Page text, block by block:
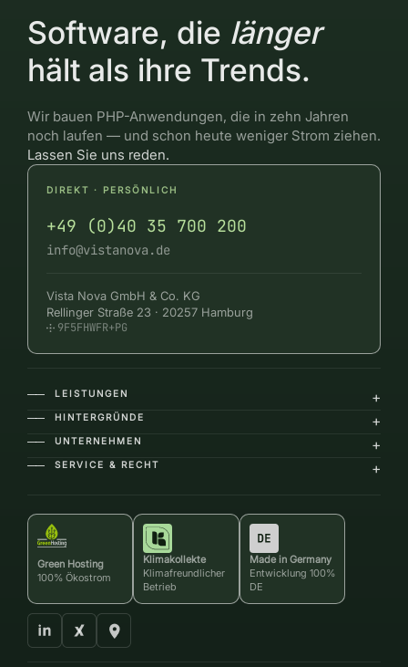
Software, die länger
hält als ihre Trends.
Wir bauen PHP-Anwendungen, die in zehn Jahren
noch laufen — und schon heute weniger Strom ziehen.
Lassen Sie uns reden.
DIREKT · PERSÖNLICH
+49 (0)40 35 700 200
info@vistanova.de
Vista Nova GmbH & Co. KG
Rellinger Straße 23 · 20257 Hamburg
9F5FHWFR+PG
―― LEISTUNGEN +
―― HINTERGRÜNDE +
―― UNTERNEHMEN +
―― SERVICE & RECHT +
Green Hosting
100% Ökostrom
Klimakollekte
Klimafreundlicher
Betrieb
Made in Germany
Entwicklung 100%
DE